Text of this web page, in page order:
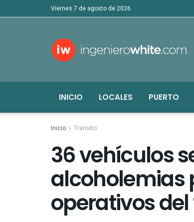
viernes 7 de agosto de 2026
INICIO LOCALES PUERTO
Inicio Transito
36 vehículos
alcoholemias
operativos